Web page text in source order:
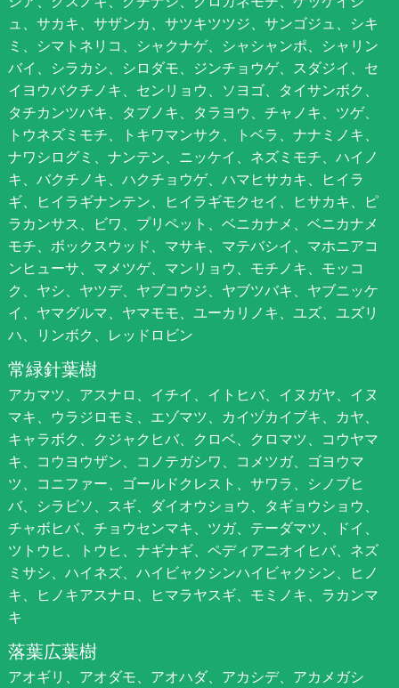
ュ、サカキ、サザンカ、サツキツツジ、サンゴジュ、シキ
ミ、シマトネリコ、シャクナゲ、シャシャンポ、シャリン
バイ、シラカシ、シロダモ、ジンチョウゲ、スダジイ、セ
イヨウバクチノキ、センリョウ、ソヨゴ、タイサンボク、
タチカンツバキ、タブノキ、タラヨウ、チャノキ、ツゲ、
トウネズミモチ、トキワマンサク、トベラ、ナナミノキ、
ナワシログミ、ナンテン、ニッケイ、ネズミモチ、ハイノ
キ、バクチノキ、ハクチョウゲ、ハマヒサカキ、ヒイラ
ギ、ヒイラギナンテン、ヒイラギモクセイ、ヒサカキ、ピ
ラカンサス、ビワ、プリペット、ベニカナメ、ベニカナメ
モチ、ボックスウッド、マサキ、マテバシイ、マホニアコ
ンヒューサ、マメツゲ、マンリョウ、モチノキ、モッコ
ク、ヤシ、ヤツデ、ヤブコウジ、ヤブツバキ、ヤブニッケ
イ、ヤマグルマ、ヤマモモ、ユーカリノキ、ユズ、ユズリ
ハ、リンボク、レッドロビン
常緑針葉樹
アカマツ、アスナロ、イチイ、イトヒバ、イヌガヤ、イヌ
マキ、ウラジロモミ、エゾマツ、カイヅカイブキ、カヤ、
キャラボク、クジャクヒバ、クロベ、クロマツ、コウヤマ
キ、コウヨウザン、コノテガシワ、コメツガ、ゴヨウマ
ツ、コニファー、ゴールドクレスト、サワラ、シノブヒ
バ、シラビソ、スギ、ダイオウショウ、タギョウショウ、
チャボヒバ、チョウセンマキ、ツガ、テーダマツ、ドイ、
ツトウヒ、トウヒ、ナギナギ、ペディアニオイヒバ、ネズ
ミサシ、ハイネズ、ハイビャクシンハイビャクシン、ヒノ
キ、ヒノキアスナロ、ヒマラヤスギ、モミノキ、ラカンマ
キ
落葉広葉樹
アオギリ、アオダモ、アオハダ、アカシデ、アカメガシ